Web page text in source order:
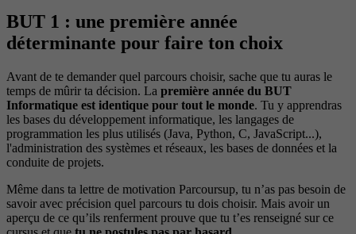
BUT 1 : une première année
déterminante pour faire ton choix
Avant de te demander quel parcours choisir, sache que tu auras le
temps de mûrir ta décision. La première année du BUT
Informatique est identique pour tout le monde. Tu y apprendras
les bases du développement informatique, les langages de
programmation les plus utilisés (Java, Python, C, JavaScript...),
l'administration des systèmes et réseaux, les bases de données et la
conduite de projets.
Même dans ta lettre de motivation Parcoursup, tu n’as pas besoin de
savoir avec précision quel parcours tu dois choisir. Mais avoir un
aperçu de ce qu’ils renferment prouve que tu t’es renseigné sur ce